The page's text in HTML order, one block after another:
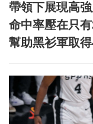
帶領下展現高
命中率壓在只
幫助黑衫軍取得